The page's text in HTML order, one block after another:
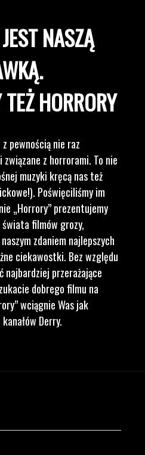
NASZĄ
HORRORY
pewnością nie raz
z horrorami. To nie
muzyki kręcą nas też
Poświęciliśmy im
„Horrory” prezentujemy
filmów grozy,
zdaniem najlepszych
ciekawostki. Bez względu
najbardziej przerażające
dobrego filmu na
wciągnie Was jak
Derry.